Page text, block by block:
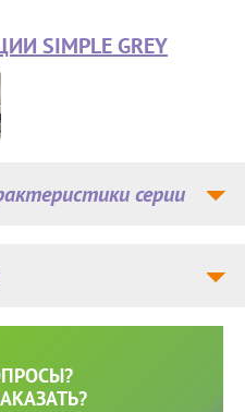
SIMPLE GREY
серии